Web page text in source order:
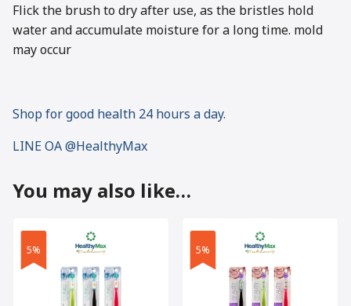
Flick the brush to dry after use, as the bristles hold
water and accumulate moisture for a long time. mold
may occur
Shop for good health 24 hours a day.
LINE OA @HealthyMax
You may also like…
5% 5%